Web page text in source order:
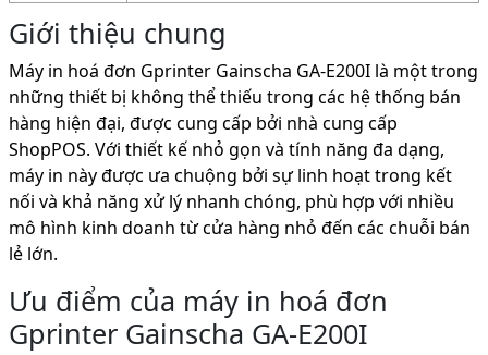
Giới thiệu chung
Máy in hoá đơn Gprinter Gainscha GA-E200I là một trong
những thiết bị không thể thiếu trong các hệ thống bán
hàng hiện đại, được cung cấp bởi nhà cung cấp
ShopPOS. Với thiết kế nhỏ gọn và tính năng đa dạng,
máy in này được ưa chuộng bởi sự linh hoạt trong kết
nối và khả năng xử lý nhanh chóng, phù hợp với nhiều
mô hình kinh doanh từ cửa hàng nhỏ đến các chuỗi bán
lẻ lớn.
Ưu điểm của máy in hoá đơn
Gprinter Gainscha GA-E200I